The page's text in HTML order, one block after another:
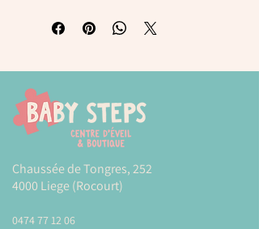
Sa toile imperméable, ses bretelles
compartiments de rangements seront
appréciés des parents. Ses illustrations
de fées enchantées plairont beaucoup
aux petites filles.
Dimensions : 22,5 x 26,5 x 7,6 cm
Plus d'informations sur la marque
Modes et tarifs de livraison :
Chaussée de Tongres, 252
4000 Liege (Rocourt)
0474 77 12 06